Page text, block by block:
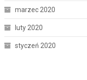
marzec 2020
luty 2020
styczeń 2020